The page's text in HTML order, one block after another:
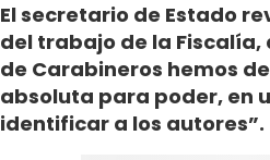
El secretario de Estado
del trabajo de la Fiscalía,
de Carabineros hemos
absoluta para poder, en
identificar a los autores”.